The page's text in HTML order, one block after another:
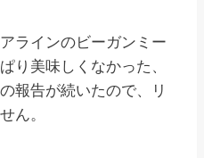
ラインのビーガンミー
り美味しくなかった、
報告が続いたので、リ
ん。